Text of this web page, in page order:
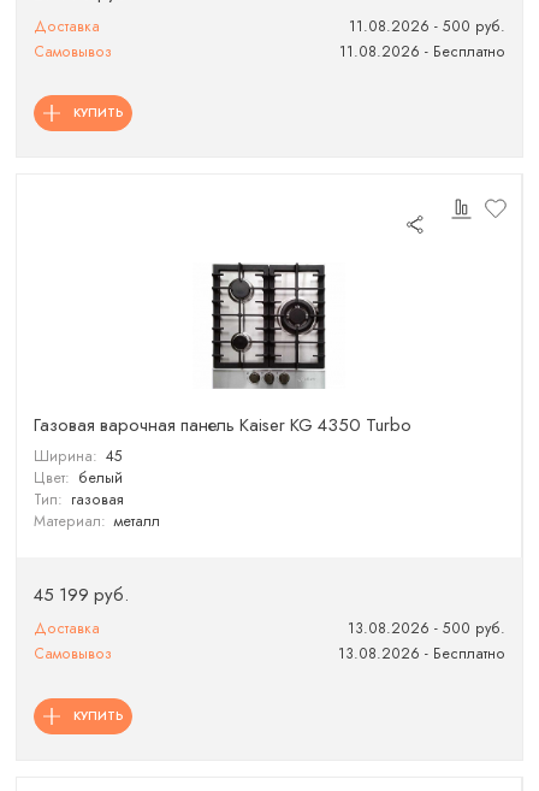
Доставка
11.08.2026 - 500 руб.
Самовывоз
11.08.2026 - Бесплатно
КУПИТЬ
Газовая варочная панель Kaiser KG 4350 Turbo
Ширина: 45
Цвет: белый
Тип: газовая
Материал: металл
45 199 руб.
Доставка
13.08.2026 - 500 руб.
Самовывоз
13.08.2026 - Бесплатно
КУПИТЬ